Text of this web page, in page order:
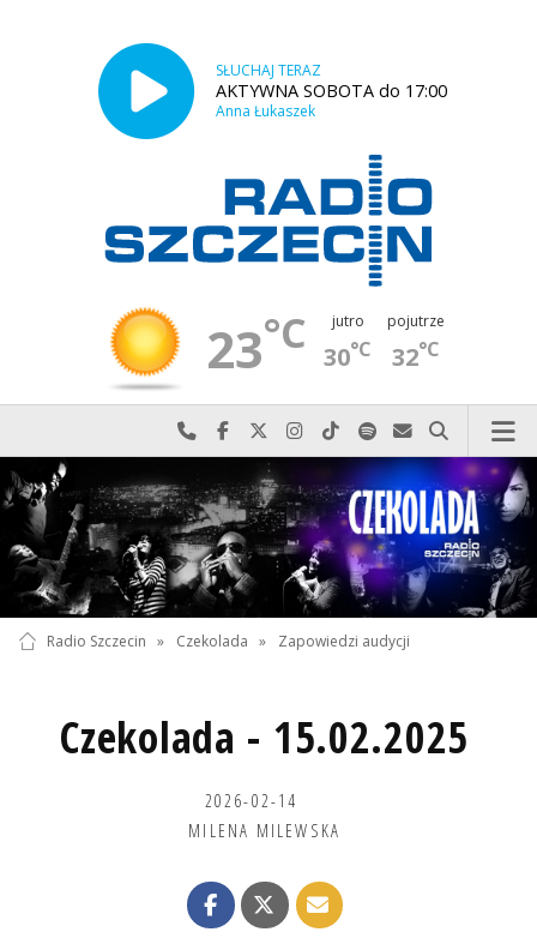
SŁUCHAJ TERAZ
AKTYWNA SOBOTA do 17:00
Anna Łukaszek
23°C jutro
30°C
pojutrze
32°C
Najlepiej po prostu do nas zadzwoń
Odwiedź nas na Facebook-u
Odwiedź nas na X
Odwiedź nas na Instagram-ie
Odwiedź nas na TikTok-u
Szukaj nas na Spotify
Wyślij do nas
Szukaj
Radio Szczecin » Czekolada » Zapowiedzi audycji
Czekolada - 15.02.2025
2026-02-14
MILENA MILEWSKA